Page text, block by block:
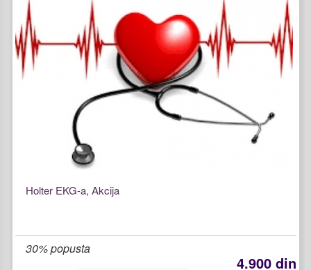
Holter EKG-a, Akcija
30% popusta
4.900 din